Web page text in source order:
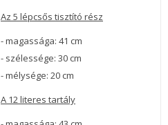
Az 5 lépcsős tisztító rész
- magassága: 41 cm
- szélessége: 30 cm
- mélysége: 20 cm
A 12 literes tartály